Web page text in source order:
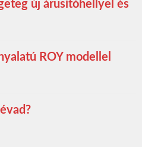
új árusítóhellyel és
ROY modellel